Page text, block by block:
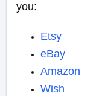
you:
Etsy
eBay
Amazon
Wish